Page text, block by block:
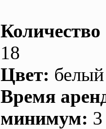
Количество
18
Цвет: белый
Время
минимум: